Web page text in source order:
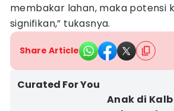
membakar lahan, maka potensi
signifikan,” tukasnya.
Share Article
Curated For You
Anak di